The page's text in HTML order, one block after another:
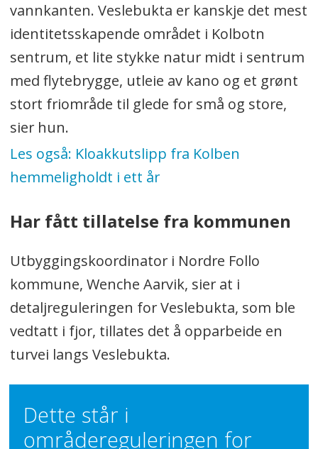
vannkanten. Veslebukta er kanskje det mest
identitetsskapende området i Kolbotn
sentrum, et lite stykke natur midt i sentrum
med flytebrygge, utleie av kano og et grønt
stort friområde til glede for små og store,
sier hun.
Les også: Kloakkutslipp fra Kolben
hemmeligholdt i ett år
Har fått tillatelse fra kommunen
Utbyggingskoordinator i Nordre Follo
kommune, Wenche Aarvik, sier at i
detaljreguleringen for Veslebukta, som ble
vedtatt i fjor, tillates det å opparbeide en
turvei langs Veslebukta.
Dette står i
områdereguleringen for